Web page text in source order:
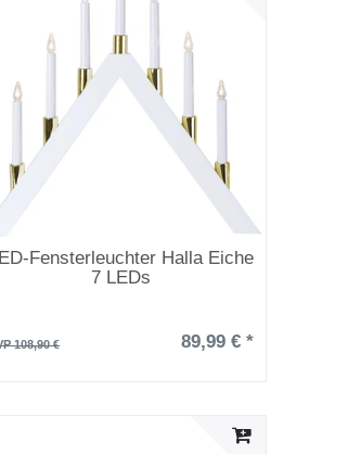
Fensterleuchter Halla Eiche
7 LEDs
108,90 € 89,99 € *